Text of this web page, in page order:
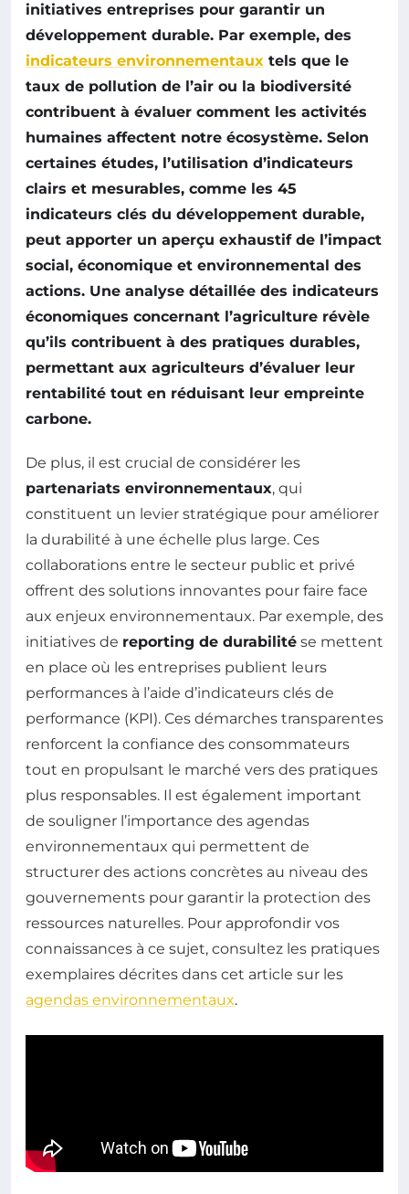
initiatives entreprises pour garantir un
développement durable. Par exemple, des
indicateurs environnementaux tels que le
taux de pollution de l’air ou la biodiversité
contribuent à évaluer comment les activités
humaines affectent notre écosystème. Selon
certaines études, l’utilisation d’indicateurs
clairs et mesurables, comme les 45
indicateurs clés du développement durable,
peut apporter un aperçu exhaustif de l’impact
social, économique et environnemental des
actions. Une analyse détaillée des indicateurs
économiques concernant l’agriculture révèle
qu’ils contribuent à des pratiques durables,
permettant aux agriculteurs d’évaluer leur
rentabilité tout en réduisant leur empreinte
carbone.
De plus, il est crucial de considérer les
partenariats environnementaux, qui
constituent un levier stratégique pour améliorer
la durabilité à une échelle plus large. Ces
collaborations entre le secteur public et privé
offrent des solutions innovantes pour faire face
aux enjeux environnementaux. Par exemple, des
initiatives de reporting de durabilité se mettent
en place où les entreprises publient leurs
performances à l’aide d’indicateurs clés de
performance (KPI). Ces démarches transparentes
renforcent la confiance des consommateurs
tout en propulsant le marché vers des pratiques
plus responsables. Il est également important
de souligner l’importance des agendas
environnementaux qui permettent de
structurer des actions concrètes au niveau des
gouvernements pour garantir la protection des
ressources naturelles. Pour approfondir vos
connaissances à ce sujet, consultez les pratiques
exemplaires décrites dans cet article sur les
agendas environnementaux.